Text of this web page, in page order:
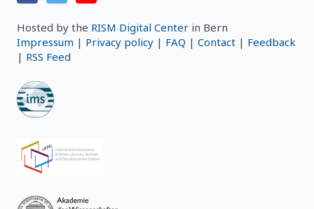
Hosted by the RISM Digital Center in Bern
Impressum | Privacy policy | FAQ | Contact | Feedback
| RSS Feed